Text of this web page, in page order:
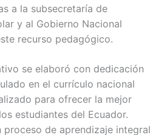
a la subsecretaría de
y al Gobierno Nacional
recurso pedagógico.
se elaboró con dedicación
en el currículo nacional
para ofrecer la mejor
estudiantes del Ecuador.
proceso de aprendizaje integral